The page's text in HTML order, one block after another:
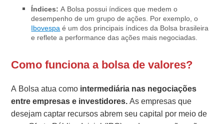
Índices: A Bolsa possui índices que medem o
desempenho de um grupo de ações. Por exemplo, o
Ibovespa é um dos principais índices da Bolsa brasileira
e reflete a performance das ações mais negociadas.
Como funciona a bolsa de valores?
A Bolsa atua como intermediária nas negociações
entre empresas e investidores.As empresas que
desejam captar recursos abrem seu capital por meio de